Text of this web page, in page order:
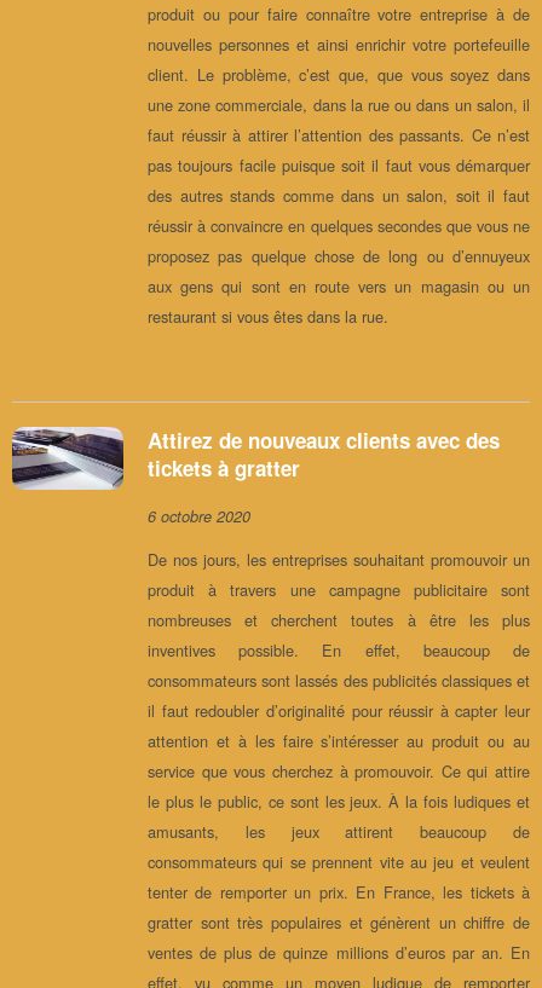
produit ou pour faire connaître votre entreprise à de
nouvelles personnes et ainsi enrichir votre portefeuille
client. Le problème, c’est que, que vous soyez dans
une zone commerciale, dans la rue ou dans un salon, il
faut réussir à attirer l’attention des passants. Ce n’est
pas toujours facile puisque soit il faut vous démarquer
des autres stands comme dans un salon, soit il faut
réussir à convaincre en quelques secondes que vous ne
proposez pas quelque chose de long ou d’ennuyeux
aux gens qui sont en route vers un magasin ou un
restaurant si vous êtes dans la rue.
Attirez de nouveaux clients avec des
tickets à gratter
6 octobre 2020
De nos jours, les entreprises souhaitant promouvoir un
produit à travers une campagne publicitaire sont
nombreuses et cherchent toutes à être les plus
inventives possible. En effet, beaucoup de
consommateurs sont lassés des publicités classiques et
il faut redoubler d’originalité pour réussir à capter leur
attention et à les faire s’intéresser au produit ou au
service que vous cherchez à promouvoir. Ce qui attire
le plus le public, ce sont les jeux. À la fois ludiques et
amusants, les jeux attirent beaucoup de
consommateurs qui se prennent vite au jeu et veulent
tenter de remporter un prix. En France, les tickets à
gratter sont très populaires et génèrent un chiffre de
ventes de plus de quinze millions d’euros par an. En
effet, vu comme un moyen ludique de remporter